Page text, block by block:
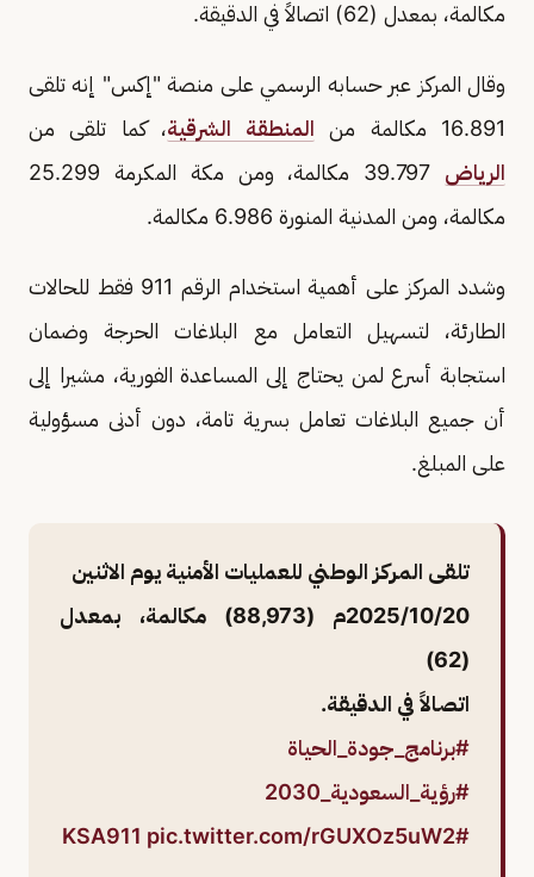
مكالمة، بمعدل (62) اتصالاً في الدقيقة.
وقال المركز عبر حسابه الرسمي على منصة "إكس" إنه تلقى
16.891 مكالمة من
المنطقة الشرقية، كما تلقى من
الرياض
39.797 مكالمة، ومن مكة المكرمة 25.299
مكالمة، ومن المدنية المنورة 6.986 مكالمة.
وشدد المركز على أهمية استخدام الرقم 911 فقط للحالات
الطارئة، لتسهيل التعامل مع البلاغات الحرجة وضمان
استجابة أسرع لمن يحتاج إلى المساعدة الفورية، مشيرا إلى
أن جميع البلاغات تعامل بسرية تامة، دون أدنى مسؤولية
على المبلغ.
تلقى ⁧المركز الوطني للعمليات الأمنية⁩ يوم الاثنين
2025/10/20م (88,973) مكالمة، بمعدل
(62)
اتصالاً في الدقيقة.
#برنامج_جودة_الحياة
#رؤية_السعودية_2030
#KSA911
pic.twitter.com/rGUXOz5uW2